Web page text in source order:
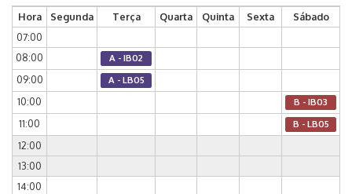
Hora Segunda Terça Quarta Quinta Sexta
Sábado
07:00
08:00
A - IB02
09:00 A - LB05
10:00 B - IB03
11:00 B - LB05
12:00
13:00
14:00